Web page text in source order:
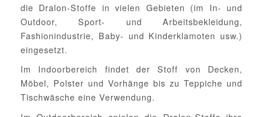
die Dralon-Stoffe in vielen Gebieten (im In- und
Outdoor, Sport- und Arbeitsbekleidung,
Fashionindustrie, Baby- und Kinderklamoten usw.)
eingesetzt.
Im Indoorbereich findet der Stoff von Decken,
Möbel, Polster und Vorhänge bis zu Teppiche und
Tischwäsche eine Verwendung.